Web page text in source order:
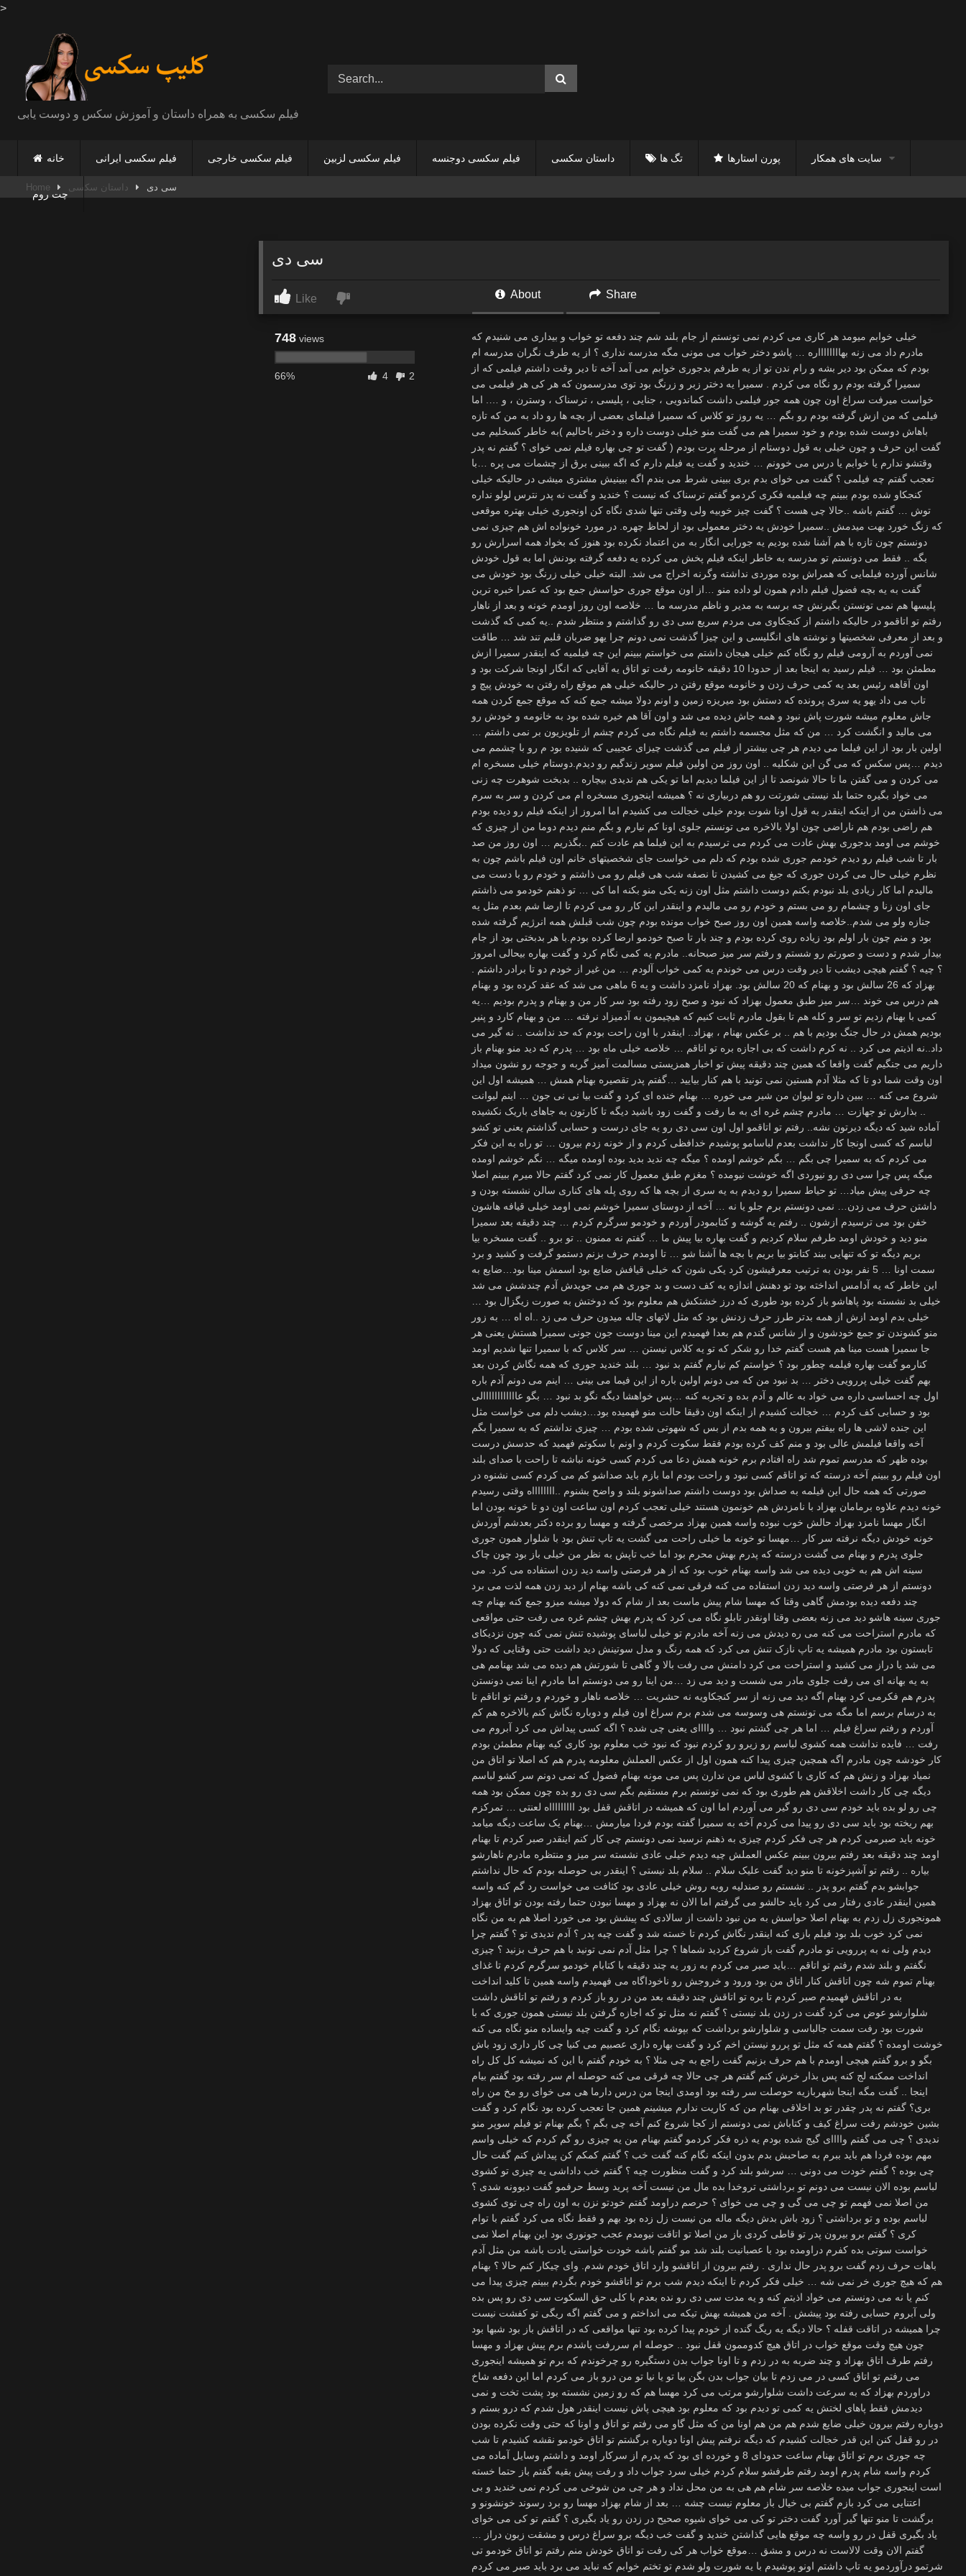
>
فیلم سکسی به همراه داستان و آموزش سکس و دوست یابی
خانه فیلم سکسی ایرانی فیلم سکسی خارجی فیلم سکسی لزبین فیلم سکسی دوجنسه داستان سکسی تگ ها پورن استارها سایت های همکار
چت روم
Home داستان سکسی سی دی
سی دی
Like About Share
748 views
66% 4 2
خیلی خوابم میومد هر کاری می کردم نمی تونستم از جام بلند شم چند دفعه تو خواب و بیداری می شنیدم که مادرم داد می زنه بهااااااااره … پاشو دختر خواب می مونی مگه مدرسه نداری ؟ از یه طرف نگران مدرسه ام بودم که ممکن بود دیر بشه و رام ندن تو از یه طرفم بدجوری خوابم می آمد آخه تا دیر وقت داشتم فیلمی که از سمیرا گرفته بودم رو نگاه می کردم . سمیرا یه دختر زبر و زرنگ بود توی مدرسمون که هر کی هر فیلمی می خواست میرفت سراغ اون چون همه جور فیلمی داشت کماندویی ، جنایی ، پلیسی ، ترسناک ، وسترن ، و …. اما فیلمی که من ازش گرفته بودم رو بگم … یه روز تو کلاس که سمیرا فیلمای بعضی از بچه ها رو داد به من که تازه باهاش دوست شده بودم و خود سمیرا هم می گفت منو خیلی دوست داره و دختر باحالیم )به خاطر کسخلیم می گفت این حرف و چون خیلی به قول دوستام از مرحله پرت بودم ( گفت تو چی بهاره فیلم نمی خوای ؟ گفتم نه پدر وقتشو ندارم یا خوابم یا درس می خوونم … خندید و گفت یه فیلم دارم که اگه ببینی برق از چشمات می پره …با تعجب گفتم چه فیلمی ؟ گفت می خوای بدم بری ببینی شرط می بندم اگه ببینیش مشتری میشی در حالیکه خیلی کنجکاو شده بودم ببینم چه فیلمیه فکری کردمو گفتم ترسناک که نیست ؟ خندید و گفت نه پدر نترس لولو نداره توش … گفتم باشه ..حالا چی هست ؟ گفت چیز خوبیه ولی وقتی تنها شدی نگاه کن اونجوری خیلی بهتره موقعی که زنگ خورد بهت میدمش ..سمیرا خودش یه دختر معمولی بود از لحاظ چهره. در مورد خونواده اش هم چیزی نمی دونستم چون تازه با هم آشنا شده بودیم یه جورایی انگار به من اعتماد نکرده بود هنوز که بخواد همه اسرارش رو بگه .. فقط می دونستم تو مدرسه به خاطر اینکه فیلم پخش می کرده یه دفعه گرفته بودنش اما به قول خودش شانس آورده فیلمایی که همراش بوده موردی نداشته وگرنه اخراج می شد. البته خیلی خیلی زرنگ بود خودش می گفت به یه بچه فضول فیلم دادم همون لو داده منو …از اون موقع جوری حواسش جمع بود که عمرا خبره ترین پلیسها هم نمی تونستن بگیرنش چه برسه به مدیر و ناظم مدرسه ما … خلاصه اون روز اومدم خونه و بعد از ناهار رفتم تو اتاقمو در حالیکه داشتم از کنجکاوی می مردم سریع سی دی رو گذاشتم و منتظر شدم ..یه کمی که گذشت و بعد از معرفی شخصیتها و نوشته های انگلیسی و این چیزا گذشت نمی دونم چرا یهو ضربان قلبم تند شد … طاقت نمی آوردم به آرومی فیلم رو نگاه کنم خیلی هیجان داشتم می خواستم ببینم این چه فیلمیه که اینقدر سمیرا ازش مطمئن بود … فیلم رسید به اینجا بعد از حدودا 10 دقیقه خانومه رفت تو اتاق یه آقایی که انگار اونجا شرکت بود و اون آقاهه رئیس بعد یه کمی حرف زدن و خانومه موقع رفتن در حالیکه خیلی هم موقع راه رفتن به خودش پیچ و تاب می داد یهو یه سری پرونده که دستش بود میریزه زمین و اونم دولا میشه جمع کنه که موقع جمع کردن همه جاش معلوم میشه شورت پاش نبود و همه جاش دیده می شد و اون آقا هم خیره شده بود به خانومه و خودش رو می مالید و انگشت کرد … من که مثل مجسمه داشتم به فیلم نگاه می کردم چشم از تلویزیون بر نمی داشتم … اولین بار بود از این فیلما می دیدم هر چی بیشتر از فیلم می گذشت چیزای عجیبی که شنیده بود م رو با چشمم می دیدم …پس سکس که می گن این شکلیه .. اون روز من اولین فیلم سوپر زندگیم رو دیدم.دوستام خیلی مسخره ام می کردن و می گفتن ما تا حالا شونصد تا از این فیلما دیدیم اما تو یکی هم ندیدی بیچاره .. بدبخت شوهرت چه زنی می خواد بگیره حتما بلد نیستی شورتت رو هم دربیاری نه ؟ همیشه اینجوری مسخره ام می کردن و سر به سرم می ذاشتن من از اینکه اینقدر به قول اونا شوت بودم خیلی خجالت می کشیدم اما امروز از اینکه فیلم رو دیده بودم هم راضی بودم هم ناراضی چون اولا بالاخره می تونستم جلوی اونا کم نیارم و بگم منم دیدم دوما من از چیزی که خوشم می اومد بدجوری بهش عادت می کردم می ترسیدم به این فیلما هم عادت کنم ..بگذریم … اون روز من صد بار تا شب فیلم رو دیدم خودمم جوری شده بودم که دلم می خواست جای شخصیتهای خانم اون فیلم باشم چون به نظرم خیلی حال می کردن جوری که جیغ می کشیدن تا نصفه شب هی فیلم رو می ذاشتم و خودم رو با دست می مالیدم اما کار زیادی بلد نبودم بکنم دوست داشتم مثل اون زنه یکی منو بکنه اما کی … تو ذهنم خودمو می ذاشتم جای اون زنا و چشمام رو می بستم و خودم رو می مالیدم و اینقدر این کار رو می کردم تا ارضا شم بعدم مثل یه جنازه ولو می شدم..خلاصه واسه همین اون روز صبح خواب مونده بودم چون شب قبلش همه انرژیم گرفته شده بود و منم چون بار اولم بود زیاده روی کرده بودم و چند بار تا صبح خودمو ارضا کرده بودم.با هر بدبختی بود از جام بیدار شدم و دست و صورتم رو شستم و رفتم سر میز صبحانه.. مادرم یه کمی نگام کرد و گفت بهاره بیحالی امروز ؟ چیه ؟ گفتم هیچی دیشب تا دیر وقت درس می خوندم یه کمی خواب آلودم … من غیر از خودم دو تا برادر داشتم . بهزاد که 26 سالش بود و بهنام که 20 سالش بود. بهزاد نامزد داشت و یه 6 ماهی می شد که عقد کرده بود و بهنام هم درس می خوند …سر میز طبق معمول بهزاد که نبود و صبح زود رفته بود سر کار من و بهنام و پدرم بودیم …یه کمی با بهنام زدیم تو سر و کله هم تا بقول مادرم ثابت کنیم که هیچیمون به آدمیزاد نرفته … من و بهنام کارد و پنیر بودیم همش در حال جنگ بودیم با هم .. بر عکس بهنام ، بهزاد.. اینقدر با اون راحت بودم که حد نداشت .. نه گیر می داد..نه اذیتم می کرد .. نه کرم داشت که بی اجازه بره تو اتاقم … خلاصه خیلی ماه بود … پدرم که دید منو بهنام باز داریم می جنگیم گفت واقعا که همین چند دقیقه پیش تو اخبار همزیستی مسالمت آمیز گربه و جوجه رو نشون میداد اون وقت شما دو تا که مثلا آدم هستین نمی تونید با هم کنار بیایید …گفتم پدر تقصیره بهنام همش … همیشه اول این شروع می کنه … ببین داره تو لیوان من شیر می خوره … بهنام خنده ای کرد و گفت بیا نی نی جون … اینم لیوانت .. بذارش تو جهازت … مادرم چشم غره ای به ما رفت و گفت زود باشید دیگه تا کارتون به جاهای باریک نکشیده آماده شید که دیگه دیرتون نشه.. رفتم تو اتاقمو اول اون سی دی رو یه جای درست و حسابی گذاشتم یعنی تو کشو لباسم که کسی اونجا کار نداشت بعدم لباسامو پوشیدم خدافظی کردم و از خونه زدم بیرون … تو راه به این فکر می کردم که به سمیرا چی بگم … بگم خوشم اومده ؟ میگه چه ندید بدید بوده اومده میگه … نگم خوشم اومده میگه پس چرا سی دی رو نیوردی اگه خوشت نیومده ؟ مغزم طبق معمول کار نمی کرد گفتم حالا میرم ببینم اصلا چه حرفی پیش میاد… تو حیاط سمیرا رو دیدم به یه سری از بچه ها که روی پله های کناری سالن نشسته بودن و داشتن حرف می زدن… نمی دونستم برم جلو یا نه … آخه از دوستای سمیرا خوشم نمی اومد خیلی قیافه هاشون خفن بود می ترسیدم ازشون .. رفتم یه گوشه و کتابمودر آوردم و خودمو سرگرم کردم … چند دقیقه بعد سمیرا منو دید و خودش اومد طرفم سلام کردیم و گفت بهاره بیا پیش ما … گفتم نه ممنون .. تو برو .. گفت مسخره بیا بریم دیگه تو که تنهایی ببند کتابتو بیا بریم با بچه ها آشنا شو … تا اومدم حرف بزنم دستمو گرفت و کشید و برد سمت اونا … 5 نفر بودن به ترتیب معرفیشون کرد یکی شون که خیلی قیافش ضایع بود اسمش مینا بود…ضایع به این خاطر که یه آدامس انداخته بود تو دهنش اندازه یه کف دست و بد جوری هم می جویدش آدم چندشش می شد خیلی بد نشسته بود پاهاشو باز کرده بود طوری که درز خشتکش هم معلوم بود که دوختش به صورت زیگزال بود … خیلی بدم اومد ازش از همه بدتر طرز حرف زدنش بود که مثل لاتهای چاله میدون حرف می زد ..اه اه … به زور منو کشوندن تو جمع خودشون و از شانس گندم هم بعدا فهمیدم این مینا دوست جون جونی سمیرا هستش یعنی هر جا سمیرا هست مینا هم هست گفتم خدا رو شکر که تو یه کلاس نیستن … سر کلاس که با سمیرا تنها شدیم اومد کنارمو گفت بهاره فیلمه چطور بود ؟ خواستم کم نیارم گفتم بد نبود … بلند خندید جوری که همه نگاش کردن بعد بهم گفت خیلی پررویی دختر … بد نبود من که می دونم اولین باره از این فیما می بینی … اینم می دونم آدم باره اول چه احساسی داره می خواد به عالم و آدم بده و تجربه کنه …پس خواهشا دیگه نگو بد نبود … بگو عاااااااااااالی بود و حسابی کف کردم … خجالت کشیدم از اینکه اون دقیقا حالت منو فهمیده بود…دیشب دلم می خواست مثل این جنده لاشی ها راه بیفتم بیرون و به همه بدم از بس که شهوتی شده بودم … چیزی نداشتم که به سمیرا بگم آخه واقعا فیلمش عالی بود و منم کف کرده بودم فقط سکوت کردم و اونم با سکوتم فهمید که حدسش درست بوده ظهر که مدرسم تموم شد راه افتادم برم خونه همش دعا می کردم کسی خونه نباشه تا راحت با صدای بلند اون فیلم رو ببینم آخه درسته که تو اتاقم کسی نبود و راحت بودم اما بازم باید صداشو کم می کردم کسی نشنوه در صورتی که همه حال این فیلمه به صداش بود دوست داشتم صداشونو بلند و واضح بشنوم ..ااااااااه وقتی رسیدم خونه دیدم علاوه برمامان بهزاد با نامزدش هم خونمون هستند خیلی تعجب کردم اون ساعت اون دو تا خونه بودن اما انگار مهسا نامزد بهزاد حالش خوب نبوده واسه همین بهزاد مرخصی گرفته و مهسا رو برده دکتر بعدشم آوردش خونه خودش دیگه نرفته سر کار …مهسا تو خونه ما خیلی راحت می گشت یه تاپ تنش بود با شلوار همون جوری جلوی پدرم و بهنام می گشت درسته که پدرم بهش محرم بود اما خب تاپش به نظر من خیلی باز بود چون چاک سینه اش هم به خوبی دیده می شد واسه بهنام خوب بود که از هر فرصتی واسه دید زدن استفاده می کرد. می دونستم از هر فرصتی واسه دید زدن استفاده می کنه فرقی نمی کنه کی باشه بهنام از دید زدن همه لذت می برد چند دفعه دیده بودمش گاهی وقتا که مهسا شام پیش ماست بعد از شام که دولا میشه میزو جمع کنه بهنام چه جوری سینه هاشو دید می زنه بعضی وقتا اونقدر تابلو نگاه می کرد که پدرم بهش چشم غره می رفت حتی مواقعی که مادرم استراحت می کنه می ره دیدش می زنه آخه مادرم تو خیلی لباسای پوشیده تنش نمی کنه چون نزدیکای تابستون بود مادرم همیشه یه تاپ نازک تنش می کرد که همه رنگ و مدل سوتینش دید داشت حتی وقتایی که دولا می شد یا دراز می کشید و استراحت می کرد دامنش می رفت بالا و گاهی تا شورتش هم دیده می شد بهنامم هی به یه بهانه ای می رفت جلوی مادر می شست و دید می زد …من اینا رو می دونستم اما مادرم اینا نمی دونستن پدرم هم فکرمی کرد بهنام اگه دید می زنه از سر کنجکاویه نه حشریت … خلاصه ناهار و خوردم و رفتم تو اتاقم تا به درسام برسم اما مگه می تونستم هی وسوسه می شدم برم سراغ اون فیلم و دوباره نگاش کنم بالاخره هم کم آوردم و رفتم سراغ فیلم … اما هر چی گشتم نبود … واااای یعنی چی شده ؟ اگه کسی پیداش می کرد آبروم می رفت … فایده نداشت همه کشوی لباسم رو زیرو رو کردم نبود که نبود خب معلوم بود کاری کیه بهنام مطمئن بودم کار خودشه چون مادرم اگه همچین چیزی پیدا کنه همون اول از عکس العملش معلومه پدرم هم که اصلا تو اتاق من نمیاد بهزاد و زنش هم که کاری با کشوی لباس من ندارن پس می مونه بهنام فضول که نمی دونم سر کشو لباسم دیگه چی کار داشت اخلاقش هم طوری بود که نمی تونستم برم مستقیم بگم سی دی رو بده چون ممکن بود همه چی رو لو بده باید خودم سی دی رو گیر می آوردم اما اون که همیشه در اتاقش قفل بود اااااااااه لعنتی … تمرکزم بهم ریخته بود باید سی دی رو پیدا می کردم آخه به سمیرا گفته بودم فردا میارمش …بهنام یک ساعت دیگه میامد خونه باید صبرمی کردم هر چی فکر کردم چیزی به ذهنم نرسید نمی دونستم چی کار کنم اینقدر صبر کردم تا بهنام اومد چند دقیقه بعد رفتم بیرون ببینم عکس العملش چیه دیدم خیلی عادی نشسته سر میز و منتظره مادرم ناهارشو بیاره .. رفتم تو آشپزخونه تا منو دید گفت علیک سلام .. سلام بلد نیستی ؟ اینقدر بی حوصله بودم که حال نداشتم جوابشو بدم گفتم برو پدر .. نشستم رو صندلیه روبه روش خیلی عادی بود کثافت می خواست رد گم کنه واسه همین اینقدر عادی رفتار می کرد باید حالشو می گرفتم اما الان نه بهزاد و مهسا